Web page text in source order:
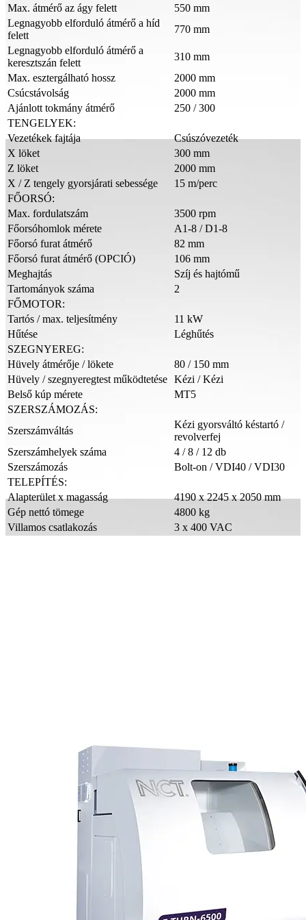
Max. átmérő az ágy felett
550 mm
Legnagyobb elforduló átmérő a híd
felett
770 mm
Legnagyobb elforduló átmérő a
keresztszán felett
310 mm
Max. esztergálható hossz
2000 mm
Csúcstávolság
2000 mm
Ajánlott tokmány átmérő
250 / 300
TENGELYEK:
Vezetékek fajtája
Csúszóvezeték
X löket
300 mm
Z löket
2000 mm
X / Z tengely gyorsjárati sebessége
15 m/perc
FŐORSÓ:
Max. fordulatszám
3500 rpm
Főorsóhomlok mérete
A1-8 / D1-8
Főorsó furat átmérő
82 mm
Főorsó furat átmérő (OPCIÓ)
106 mm
Meghajtás
Szíj és hajtómű
Tartományok száma
2
FŐMOTOR:
Tartós / max. teljesítmény
11 kW
Hűtése
Léghűtés
SZEGNYEREG:
Hüvely átmérője / lökete
80 / 150 mm
Hüvely / szegnyeregtest működtetése Kézi / Kézi
Belső kúp mérete
MT5
SZERSZÁMOZÁS:
Szerszámváltás
Kézi gyorsváltó késtartó /
revolverfej
Szerszámhelyek száma
4 / 8 / 12 db
Szerszámozás
Bolt-on / VDI40 / VDI30
TELEPÍTÉS:
Alapterület x magasság
4190 x 2245 x 2050 mm
Gép nettó tömege
4800 kg
Villamos csatlakozás
3 x 400 VAC